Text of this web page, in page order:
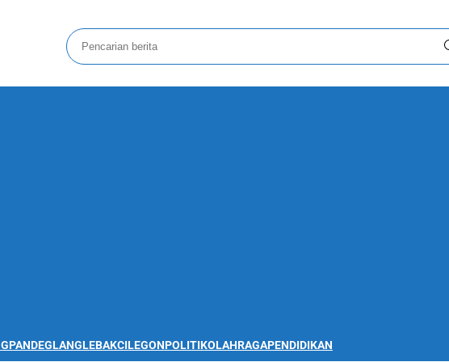
PANDEGLANGLEBAKCILEGONPOLITIKOLAHRAGAPENDIDIKAN